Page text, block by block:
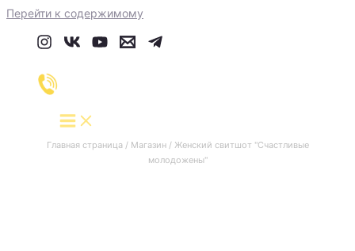
Перейти к содержимому
Главная страница/ Магазин/ Женский свитшот "Счастливые
молодожены"